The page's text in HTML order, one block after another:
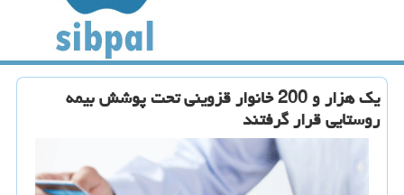
یك هزار و 200 خانوار قزوینی تحت پوشش بیمه
روستایی قرار گرفتند